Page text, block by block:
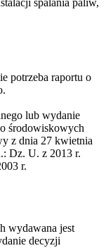
potrzeba raportu o
lub wydanie
środowiskowych
z dnia 27 kwietnia
Dz. U. z 2013 r.
r.
wydawana jest
decyzji